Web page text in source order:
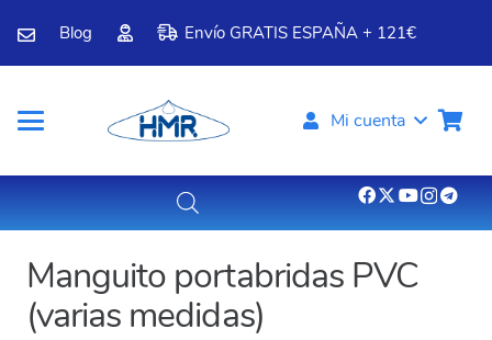
Blog Envío GRATIS ESPAÑA + 121€
Mi cuenta
Manguito portabridas PVC
(varias medidas)